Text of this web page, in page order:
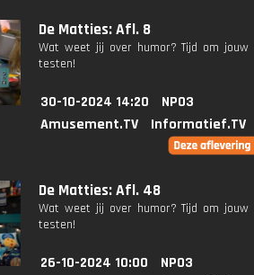
De Matties: Afl. 8
Wat weet jij over humor? Tijd om jouw
testen!
30-10-2024 14:20
NPO3
Amusement.TV
Informatief.TV
De Matties: Afl. 48
Wat weet jij over humor? Tijd om jouw
testen!
26-10-2024 10:00
NPO3